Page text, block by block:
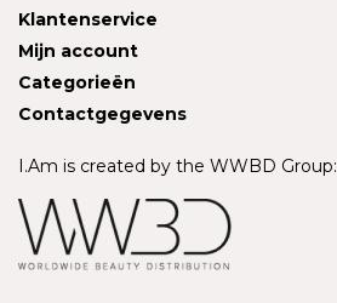
Klantenservice
Mijn account
Categorieën
Contactgegevens
I.Am is created by the WWBD Group: